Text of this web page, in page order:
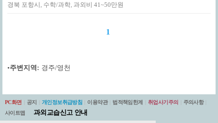
경북 포항시, 수학/과학, 과외비 41~50만원
1
•주변지역: 경주/영천
PC화면 공지 개인정보취급방침 이용약관 법적책임한계 취업사기주의 주의사항
사이트맵
과외교습신고 안내